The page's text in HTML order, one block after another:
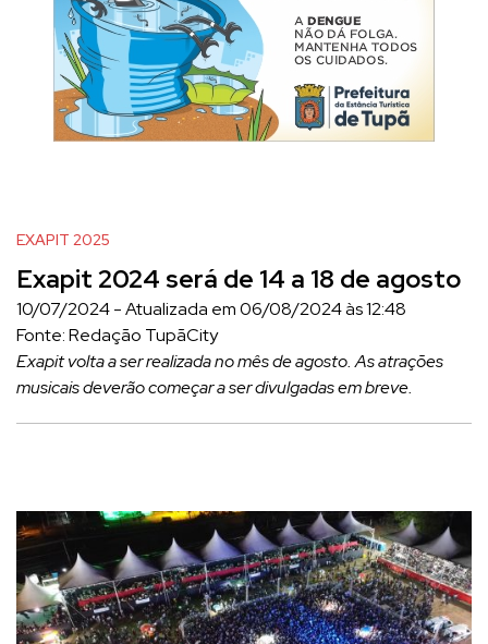
EXAPIT 2025
Exapit 2024 será de 14 a 18 de agosto
10/07/2024 - Atualizada em 06/08/2024 às 12:48
Fonte: Redação TupãCity
Exapit volta a ser realizada no mês de agosto. As atrações
musicais deverão começar a ser divulgadas em breve.